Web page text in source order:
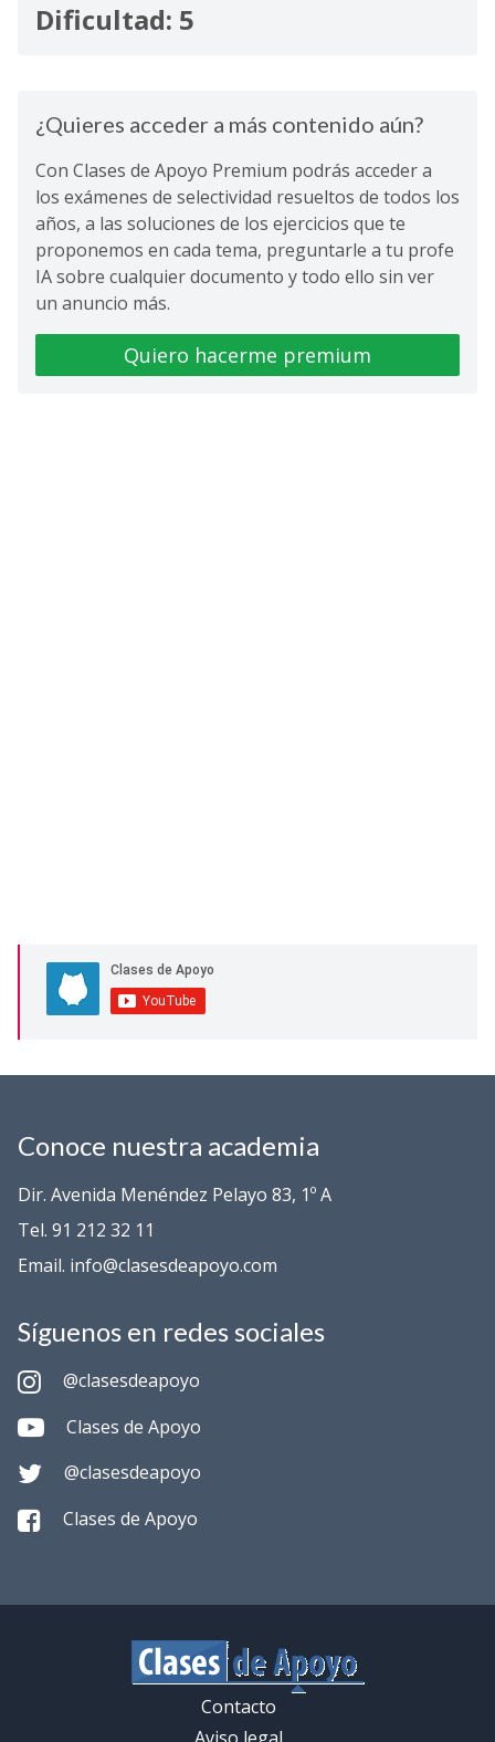
Dificultad: 5
¿Quieres acceder a más contenido aún?
Con Clases de Apoyo Premium podrás acceder a
los exámenes de selectividad resueltos de todos los
años, a las soluciones de los ejercicios que te
proponemos en cada tema, preguntarle a tu profe
IA sobre cualquier documento y todo ello sin ver
un anuncio más.
Quiero hacerme premium
Conoce nuestra academia
Dir. Avenida Menéndez Pelayo 83, 1º A
Tel. 91 212 32 11
Email. info@clasesdeapoyo.com
Síguenos en redes sociales
@clasesdeapoyo
Clases de Apoyo
@clasesdeapoyo
Clases de Apoyo
Contacto